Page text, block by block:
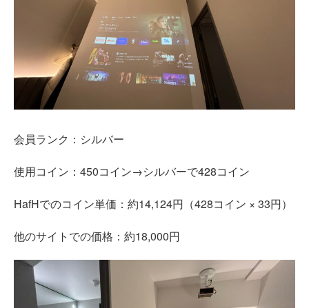
会員ランク：シルバー
使用コイン：450コイン→シルバーで428コイン
HafHでのコイン単価：約14,124円（428コイン × 33円）
他のサイトでの価格：約18,000円